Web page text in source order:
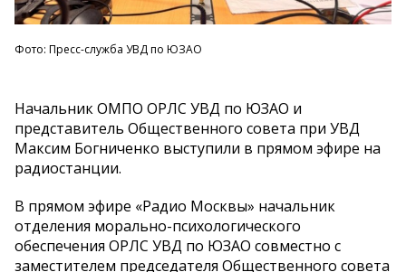
Фото: Пресс-служба УВД по ЮЗАО
Начальник ОМПО ОРЛС УВД по ЮЗАО и
представитель Общественного совета при УВД
Максим Богниченко выступили в прямом эфире на
радиостанции.
В прямом эфире «Радио Москвы» начальник
отделения морально-психологического
обеспечения ОРЛС УВД по ЮЗАО совместно с
заместителем председателя Общественного совета